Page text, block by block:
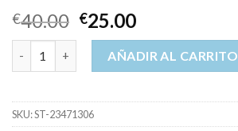
€40.00 €25.00
mi saco bolsos cantidadAÑADIR AL CARRITO
SKU:ST-23471306